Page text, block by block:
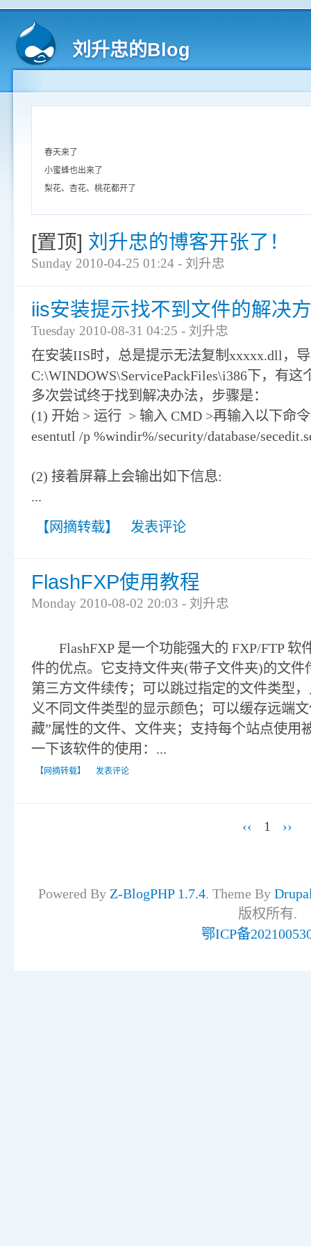
刘升忠的Blog
春天来了
小蜜蜂也出来了
梨花、杏花、桃花都开了
[置顶] 刘升忠的博客开张了！
Sunday 2010-04-25 01:24 - 刘升忠
iis安装提示找不到文件的解决
Tuesday 2010-08-31 04:25 - 刘升忠
在安装IIS时，总是提示无法复制xxxxx.dll，
C:\WINDOWS\ServicePackFiles\i386下，有
多次尝试终于找到解决办法，步骤是：
(1) 开始 > 运行 > 输入 CMD >再输入以下命
esentutl /p %windir%/security/database/
(2) 接着屏幕上会输出如下信息:
...
【网摘转载】
发表评论
FlashFXP使用教程
Monday 2010-08-02 20:03 - 刘升忠
FlashFXP 是一个功能强大的 FXP/FTP 软
件的优点。它支持文件夹(带子文件夹)的文
第三方文件续传；可以跳过指定的文件类型
义不同文件类型的显示颜色；可以缓存远端
藏”属性的文件、文件夹；支持每个站点使用
一下该软件的使用：...
【网摘转载】 发表评论
‹‹ 1 ››
Powered By Z-BlogPHP 1.7.4. Theme By
版权所有.
鄂ICP备